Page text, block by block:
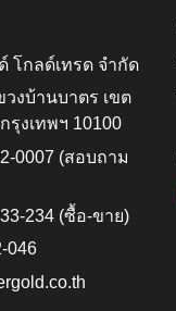
โกลด์เทรด จำกัด
งบ้านบาตร เขต
งเทพฯ 10100
0007 (สอบถาม
234 (ซื้อ-ขาย)
046